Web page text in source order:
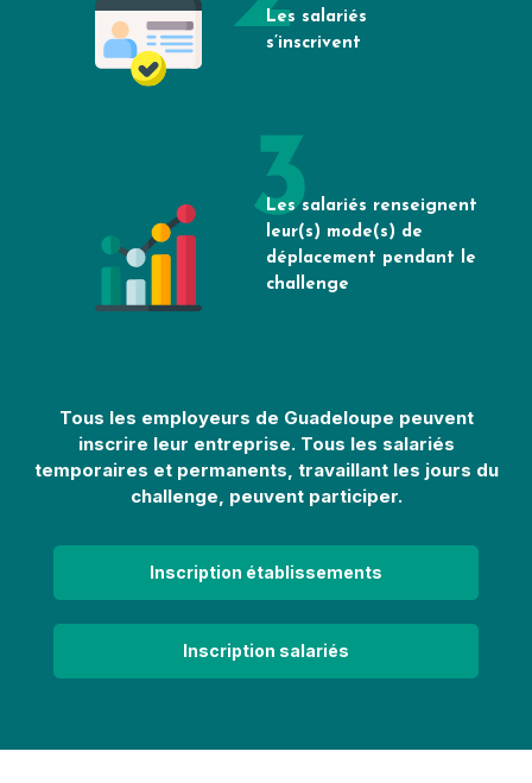
Les salariés
s’inscrivent
Les salariés renseignent
leur(s) mode(s) de
déplacement pendant le
challenge
Tous les employeurs de Guadeloupe peuvent
inscrire leur entreprise. Tous les salariés
temporaires et permanents, travaillant les jours du
challenge, peuvent participer.
Inscription établissements
Inscription salariés